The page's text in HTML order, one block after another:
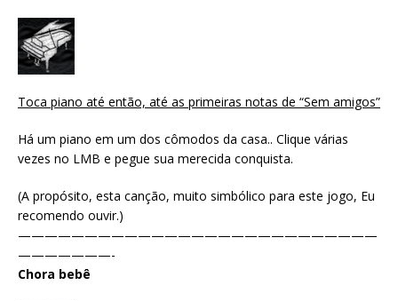
Toca piano até então, até as primeiras notas de “Sem amigos”
Há um piano em um dos cômodos da casa.. Clique várias
vezes no LMB e pegue sua merecida conquista.
(A propósito, esta canção, muito simbólico para este jogo, Eu
recomendo ouvir.)
———————————————————————————
———————-
Chora bebê